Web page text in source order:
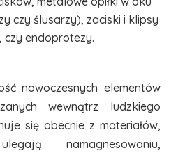
czy ślusarzy), zaciski i klipsy
czy endoprotezy.
nowoczesnych elementów
wewnątrz ludzkiego
się obecnie z materiałów,
namagnesowaniu,